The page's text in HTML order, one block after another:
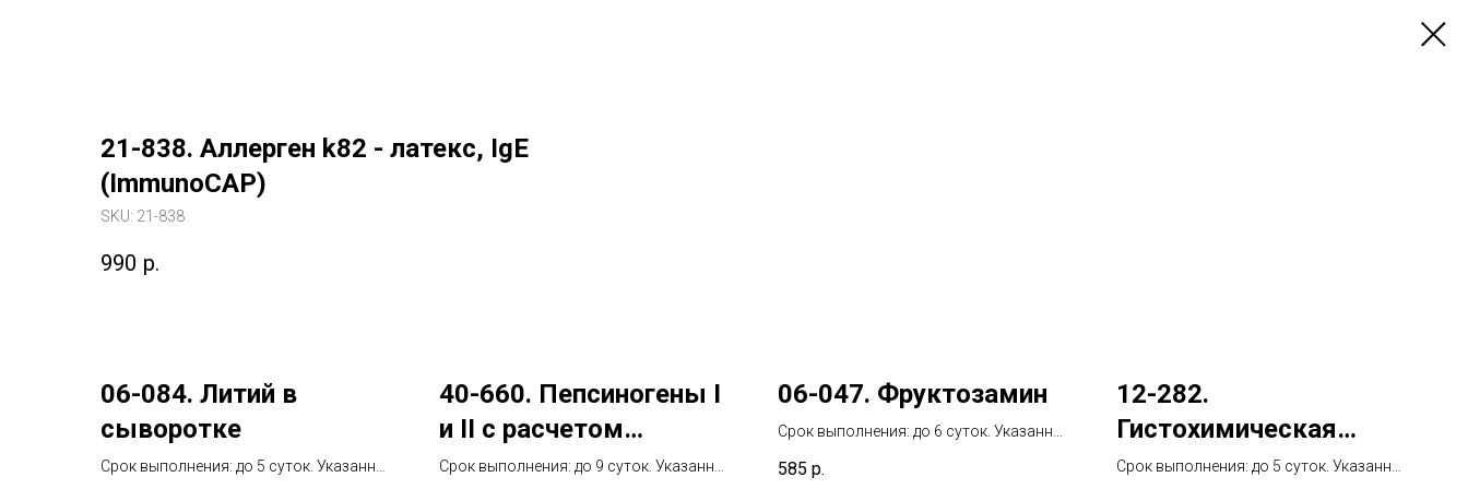
21-838. Аллерген k82 - латекс, IgE
(ImmunoCAP)
SKU: 21-838
990 р.
06-084. Литий в
сыворотке
Срок выполнения: до 5 суток. Указанный
40-660. Пепсиногены I
и II с расчетом
соотношения
Срок выполнения: до 9 суток. Указанный
06-047. Фруктозамин
Срок выполнения: до 6 суток. Указанный
биоматериала
585 р.
12-282.
Гистохимическая
окраска по Гимза (за
Срок выполнения: до 5 суток. Указанный